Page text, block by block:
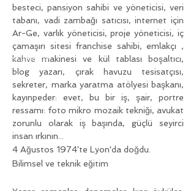
besteci, pansiyon sahibi ve yöneticisi, veri
tabanı, vadi zambağı satıcısı, internet için
Ar-Ge, varlık yöneticisi, proje yöneticisi, iç
çamaşırı sitesi franchise sahibi, emlakçı ,
kahve makinesi ve kül tablası boşaltıcı,
blog yazarı, çırak havuzu tesisatçısı,
sekreter, marka yaratma atölyesi başkanı,
kayınpeder: evet, bu bir iş, şair, portre
ressamı: foto mikro mozaik tekniği, avukat
zorunlu olarak iş başında, güçlü seyirci
insan ırkının...
4 Ağustos 1974'te Lyon'da doğdu.
Bilimsel ve teknik eğitim